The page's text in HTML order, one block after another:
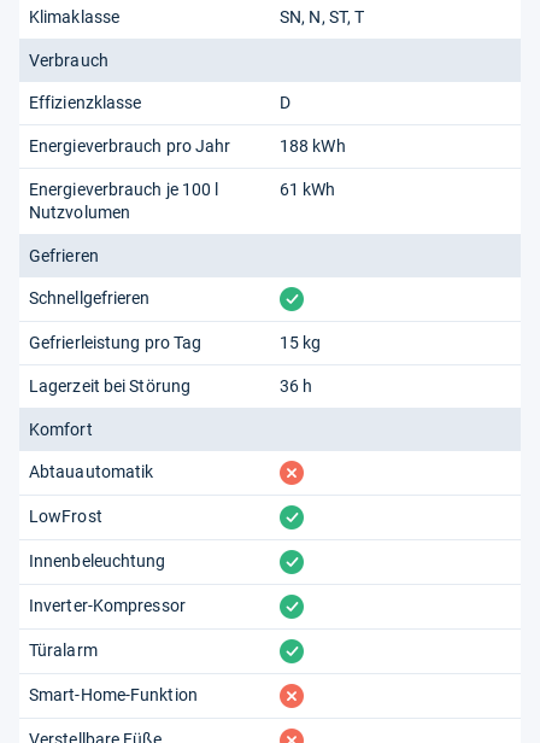
Klimaklasse SN N ST T
Verbrauch
Effizienzklasse D
Energieverbrauch pro Jahr 188 kWh
Energieverbrauch je 100 l
Nutzvolumen
61 kWh
Gefrieren
Schnellgefrieren vorhanden
Gefrierleistung pro Tag 15 kg
Lagerzeit bei Störung 36 h
Komfort
Abtauautomatik fehlt
LowFrost vorhanden
Innenbeleuchtung vorhanden
Inverter-Kompressor vorhanden
Türalarm vorhanden
Smart-Home-Funktion fehlt
Verstellbare Füße